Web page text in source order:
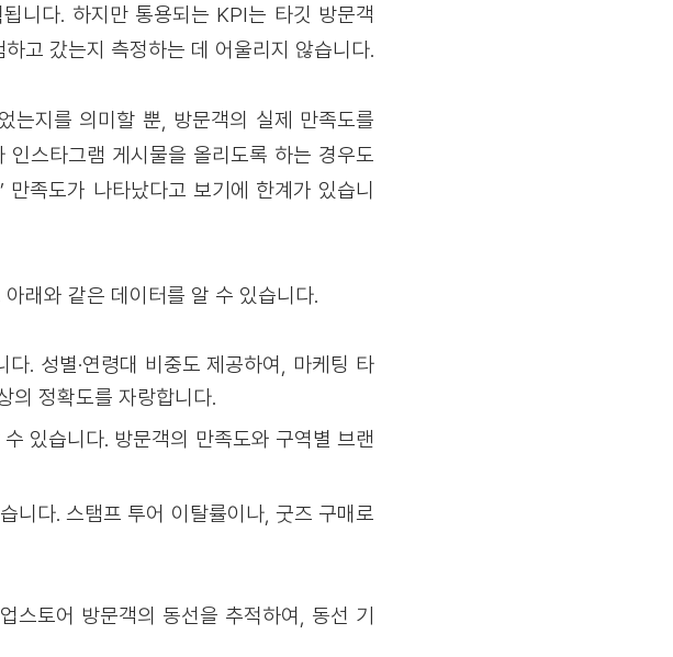
니다. 하지만 통용되는 KPI는 타깃 방문객
고 갔는지 측정하는 데 어울리지 않습니다.
는지를 의미할 뿐, 방문객의 실제 만족도를
스타그램 게시물을 올리도록 하는 경우도
족도가 나타났다고 보기에 한계가 있습니
래와 같은 데이터를 알 수 있습니다.
. 성별·연령대 비중도 제공하여, 마케팅 타
의 정확도를 자랑합니다.
있습니다. 방문객의 만족도와 구역별 브랜
니다. 스탬프 투어 이탈률이나, 굿즈 구매로
스토어 방문객의 동선을 추적하여, 동선 기